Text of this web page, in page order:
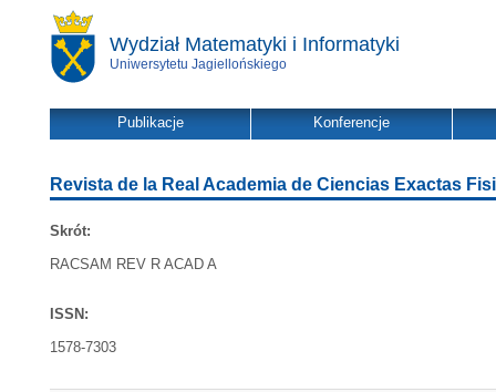
Wydział Matematyki i Informatyki
Uniwersytetu Jagiellońskiego
Publikacje Konferencje
Revista de la Real Academia de Ciencias Exactas
Skrót:
RACSAM REV R ACAD A
ISSN:
1578-7303